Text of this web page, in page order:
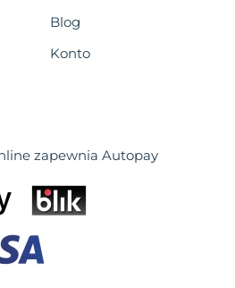
Blog
Konto
zapewnia Autopay